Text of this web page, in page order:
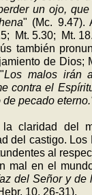
un ojo,
" (Mc. 9.47).
Mt. 5.30; Mt.
también
de Dios;
Los malos irán
contra el
pecado
claridad del
del castigo. Los
al
mal en el
del Señor y de
10. 26-31).